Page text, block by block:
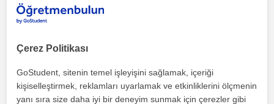
İlk dersi ücretsiz yapmayı tercih ediyorum genelde. Bu derste
öğrencimizi tanır, seviyesini değerlendirir ve birlik...
1. ders ücretsiz
Çerez Politikası
GoStudent, sitenin temel işleyişini sağlamak, içeriği
kişiselleştirmek, reklamları uyarlamak ve etkinliklerini ölçmenin
yanı sıra size daha iyi bir deneyim sunmak için çerezler gibi